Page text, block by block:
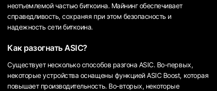
неотъемлемой частью биткоина. Майнинг обеспечивает
справедливость, сохраняя при этом безопасность и
надежность сети биткоина.
Как разогнать ASIC?
Существует несколько способов разгона ASIC. Во-первых,
некоторые устройства оснащены функцией ASIC Boost, которая
повышает производительность. Во-вторых, некоторые